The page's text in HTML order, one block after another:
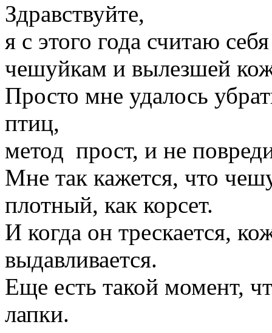
Здравствуйте,
я с этого года считаю
чешуйкам и вылезшей
Просто мне удалось
птиц,
метод прост, и не
Мне так кажется, что
плотный, как корсет.
И когда он трескается,
выдавливается.
Еще есть такой момент,
лапки.